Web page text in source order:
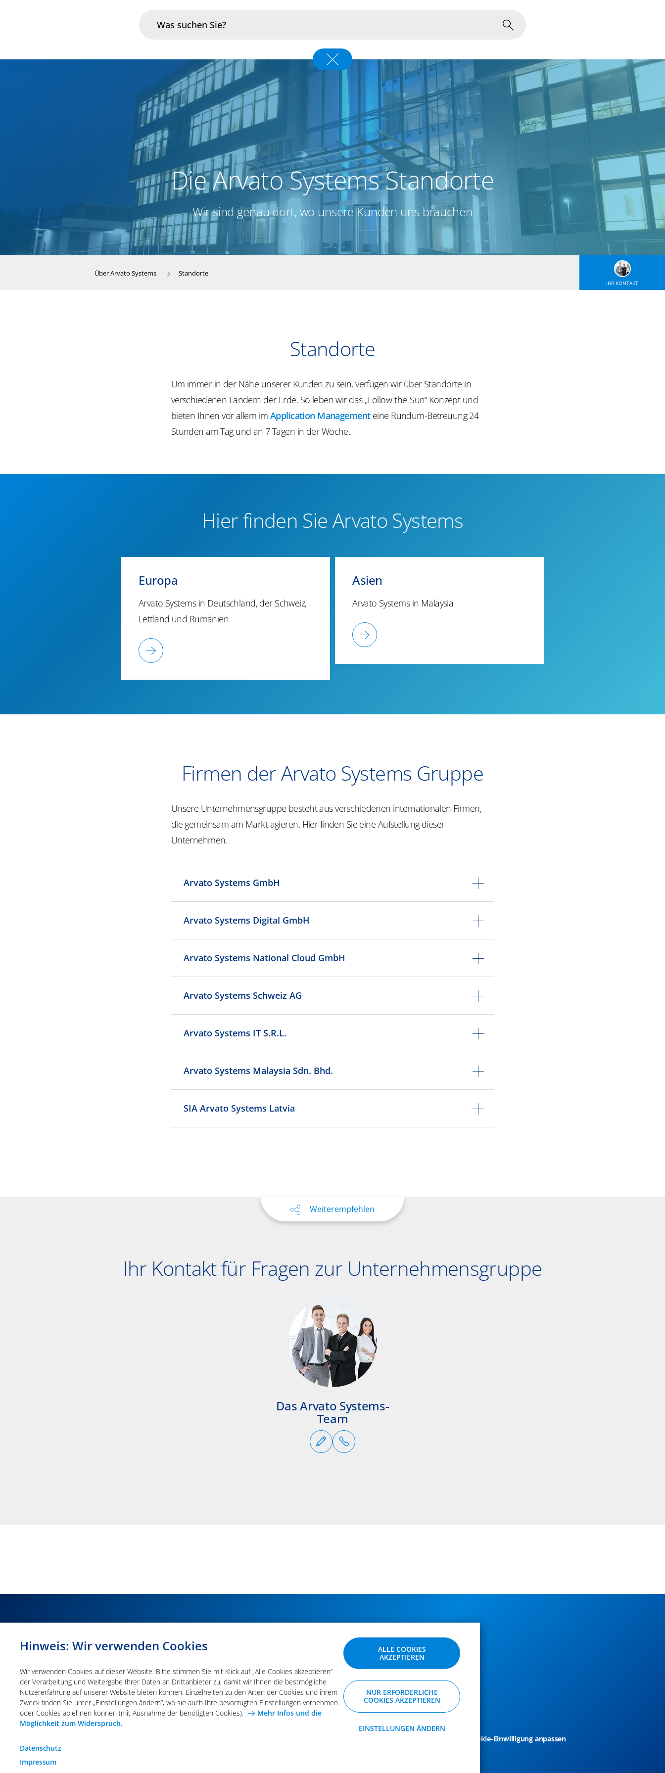
Die Arvato Systems Standorte
Wir sind genau dort, wo unsere Kunden uns brauchen
Über Arvato Systems Standorte
IHR KONTAKT
Standorte
Um immer in der Nähe unserer Kunden zu sein, verfügen wir über Standorte in
verschiedenen Ländern der Erde. So leben wir das „Follow-the-Sun“ Konzept und
bieten Ihnen vor allem im Application Managementeine Rundum-Betreuung 24
Stunden am Tag und an 7 Tagen in der Woche.
Hier finden Sie Arvato Systems
Europa
Arvato Systems in Deutschland, der Schweiz,
Lettland und Rumänien
Asien
Arvato Systems in Malaysia
Firmen der Arvato Systems Gruppe
Unsere Unternehmensgruppe besteht aus verschiedenen internationalen Firmen,
die gemeinsam am Markt agieren. Hier finden Sie eine Aufstellung dieser
Unternehmen.
Arvato Systems GmbH
Arvato Systems Digital GmbH
Arvato Systems National Cloud GmbH
Arvato Systems Schweiz AG
Arvato Systems IT S.R.L.
Arvato Systems Malaysia Sdn. Bhd.
SIA Arvato Systems Latvia
Weiterempfehlen
Ihr Kontakt für Fragen zur Unternehmensgruppe
Das Arvato Systems-
Team
ABONNIEREN SIE UNSERE NEWSLETTER
Cookie-Einwilligung anpassen
Hinweis: Wir verwenden Cookies
Wir verwenden Cookies auf dieser Website. Bitte stimmen Sie mit Klick auf „Alle Cookies akzeptieren“
der Verarbeitung und Weitergabe Ihrer Daten an Drittanbieter zu, damit wir Ihnen die bestmögliche
Nutzererfahrung auf unserer Website bieten können. Einzelheiten zu den Arten der Cookies und ihrem
Zweck finden Sie unter „Einstellungen ändern“, wo sie auch Ihre bevorzugten Einstellungen vornehmen
oder Cookies ablehnen können (mit Ausnahme der benötigten Cookies).
Mehr Infos und die
Möglichkeit zum Widerspruch.
Datenschutz
Impressum
ALLE COOKIES
AKZEPTIEREN
NUR ERFORDERLICHE
COOKIES AKZEPTIEREN
EINSTELLUNGEN ÄNDERN
Wir verwenden Cookies auf dieser Website. Bitte stimmen Sie mit Klick auf „Alle Cookies akzeptieren“
der Verarbeitung und Weitergabe Ihrer Daten an Drittanbieter zu, damit wir Ihnen die bestmögliche
Nutzererfahrung auf unserer Website bieten können. Einzelheiten zu den Arten der Cookies und ihrem
Zweck finden Sie unter „Einstellungen ändern“, wo sie auch Ihre bevorzugten Einstellungen vornehmen
oder Cookies ablehnen können (mit Ausnahme der benötigten Cookies).
Mehr Infos und die
Möglichkeit zum Widerspruch.
Funktionale Cookies
ÄNDERUNG BESTÄTIGEN